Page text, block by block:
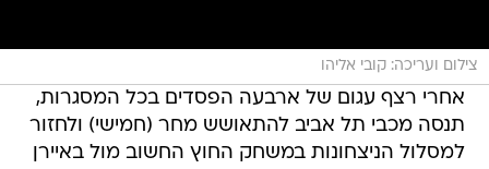
צילום ועריכה: קובי אליהו
אחרי רצף עגום של ארבעה הפסדים בכל המסגרות,
תנסה מכבי תל אביב להתאושש מחר (חמישי) ולחזור
למסלול הניצחונות במשחק החוץ החשוב מול באיירן